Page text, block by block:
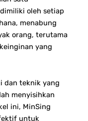
oleh setiap
menabung
orang, terutama
yang
dan teknik yang
menyisihkan
ini, MinSing
untuk